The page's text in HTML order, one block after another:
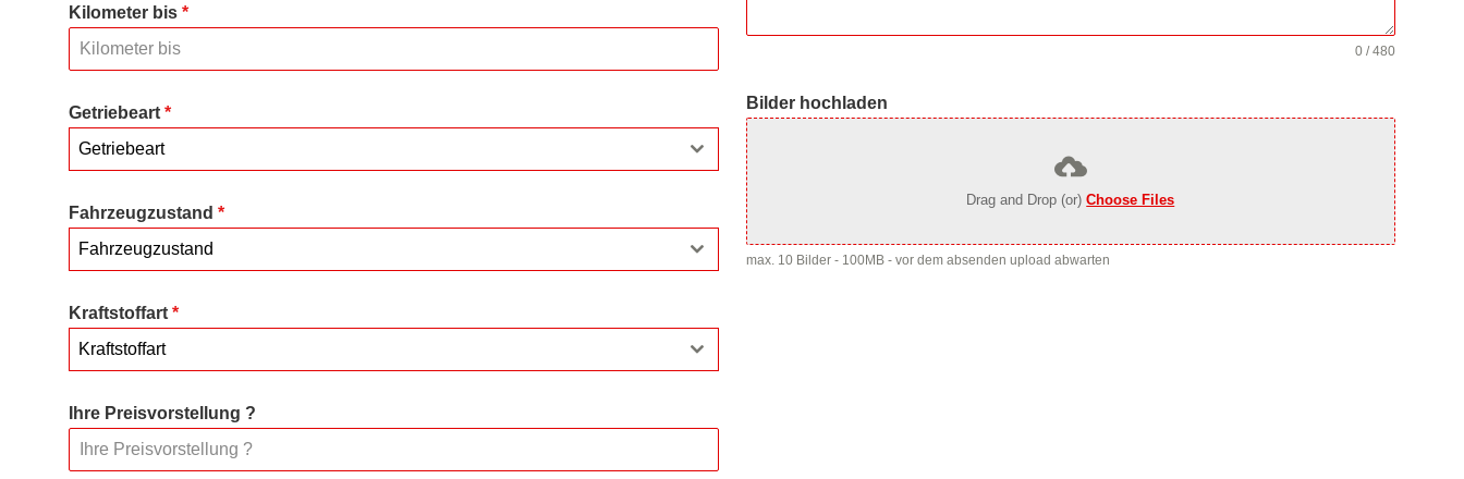
Kilometer bis *
Getriebeart *
Getriebeart
Fahrzeugzustand *
Fahrzeugzustand
Kraftstoffart *
Kraftstoffart
Ihre Preisvorstellung ?
0 / 480
Bilder hochladen
Drag and Drop (or)Choose Files
max. 10 Bilder - 100MB - vor dem absenden upload abwarten